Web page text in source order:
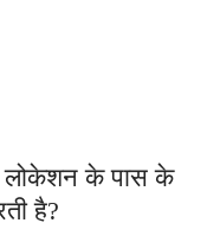
लोकेशन के पास के
है?